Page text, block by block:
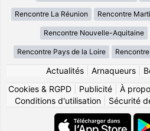
Rencontre La Réunion Rencontre
Rencontre Nouvelle-Aquitaine
Rencontre Pays de la Loire
Actualités| Arnaqueurs|
Cookies & RGPD
Publicité À
Conditions d'utilisation| Sécurité